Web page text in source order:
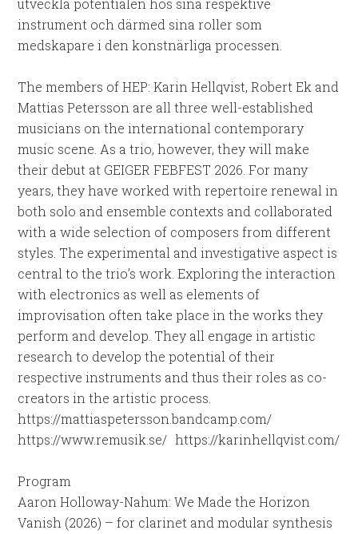
utveckla potentialen hos sina respektive
instrument och därmed sina roller som
medskapare i den konstnärliga processen.
The members of HEP: Karin Hellqvist, Robert Ek and
Mattias Petersson are all three well-established
musicians on the international contemporary
music scene. As a trio, however, they will make
their debut at GEIGER FEBFEST 2026. For many
years, they have worked with repertoire renewal in
both solo and ensemble contexts and collaborated
with a wide selection of composers from different
styles. The experimental and investigative aspect is
central to the trio’s work. Exploring the interaction
with electronics as well as elements of
improvisation often take place in the works they
perform and develop. They all engage in artistic
research to develop the potential of their
respective instruments and thus their roles as co-
creators in the artistic process.
https://mattiaspetersson.bandcamp.com/
https://www.remusik.se/ https://karinhellqvist.com/
Program
Aaron Holloway-Nahum: We Made the Horizon
Vanish (2026) – for clarinet and modular synthesis